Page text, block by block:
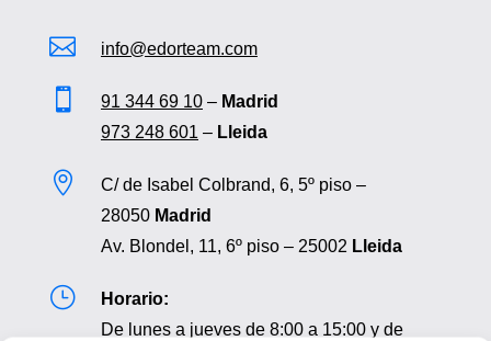
 info@edorteam.com
 91 344 69 10– Madrid
973 248 601 – Lleida

C/ de Isabel Colbrand, 6, 5º piso –
28050 Madrid
Av. Blondel, 11, 6º piso – 25002 Lleida
}
Horario:
De lunes a jueves de 8:00 a 15:00 y de